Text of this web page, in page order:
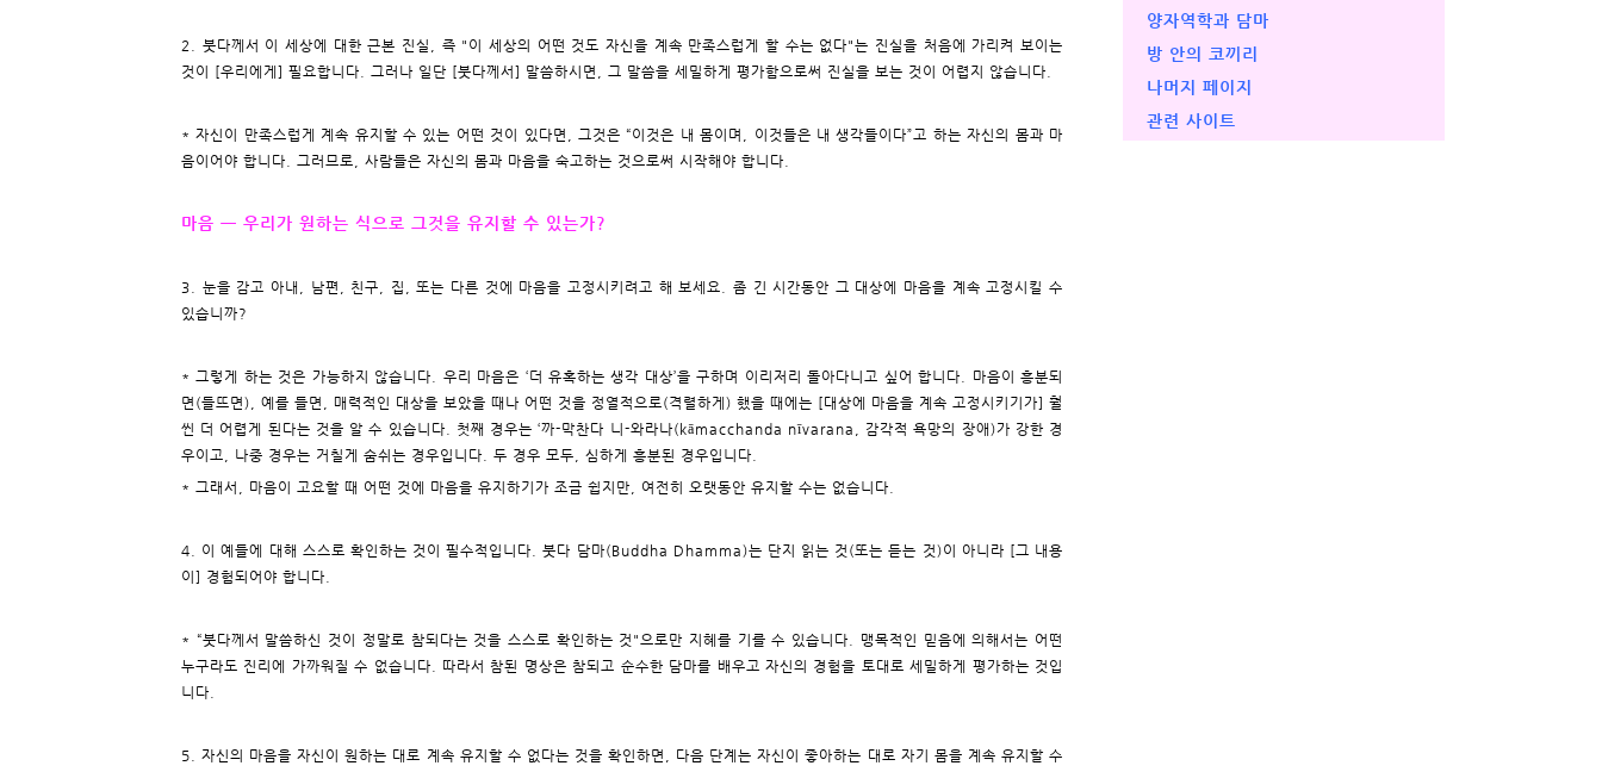
2. 붓다께서 이 세상에 대한 근본 진실, 즉 "이 세상의 어떤 것도 자신을 계속 만족스럽게 할 수는 없다"는 진실을 처음에 가리켜 보이는
것이 [우리에게] 필요합니다. 그러나 일단 [붓다께서] 말씀하시면, 그 말씀을 세밀하게 평가함으로써 진실을 보는 것이 어렵지 않습니다.
* 자신이 만족스럽게 계속 유지할 수 있는 어떤 것이 있다면, 그것은 “이것은 내 몸이며, 이것들은 내 생각들이다”고 하는 자신의 몸과 마
음이어야 합니다. 그러므로, 사람들은 자신의 몸과 마음을 숙고하는 것으로써 시작해야 합니다.
마음 ㅡ 우리가 원하는 식으로 그것을 유지할 수 있는가?
3. 눈을 감고 아내, 남편, 친구, 집, 또는 다른 것에 마음을 고정시키려고 해 보세요. 좀 긴 시간동안 그 대상에 마음을 계속 고정시킬 수
있습니까?
* 그렇게 하는 것은 가능하지 않습니다. 우리 마음은 ‘더 유혹하는 생각 대상’을 구하며 이리저리 돌아다니고 싶어 합니다. 마음이 흥분되
면(들뜨면), 예를 들면, 매력적인 대상을 보았을 때나 어떤 것을 정열적으로(격렬하게) 했을 때에는 [대상에 마음을 계속 고정시키기가] 훨
씬 더 어렵게 된다는 것을 알 수 있습니다. 첫째 경우는 ‘까-막찬다 니-와라나(kāmacchanda nīvarana, 감각적 욕망의 장애)가 강한 경
우이고, 나중 경우는 거칠게 숨쉬는 경우입니다. 두 경우 모두, 심하게 흥분된 경우입니다.
* 그래서, 마음이 고요할 때 어떤 것에 마음을 유지하기가 조금 쉽지만, 여전히 오랫동안 유지할 수는 없습니다.
4. 이 예들에 대해 스스로 확인하는 것이 필수적입니다. 붓다 담마(Buddha Dhamma)는 단지 읽는 것(또는 듣는 것)이 아니라 [그 내용
이] 경험되어야 합니다.
* “붓다께서 말씀하신 것이 정말로 참되다는 것을 스스로 확인하는 것"으로만 지혜를 기를 수 있습니다. 맹목적인 믿음에 의해서는 어떤
누구라도 진리에 가까워질 수 없습니다. 따라서 참된 명상은 참되고 순수한 담마를 배우고 자신의 경험을 토대로 세밀하게 평가하는 것입
니다.
5. 자신의 마음을 자신이 원하는 대로 계속 유지할 수 없다는 것을 확인하면, 다음 단계는 자신이 좋아하는 대로 자기 몸을 계속 유지할 수
양자역학과 담마
방 안의 코끼리
나머지 페이지
관련 사이트